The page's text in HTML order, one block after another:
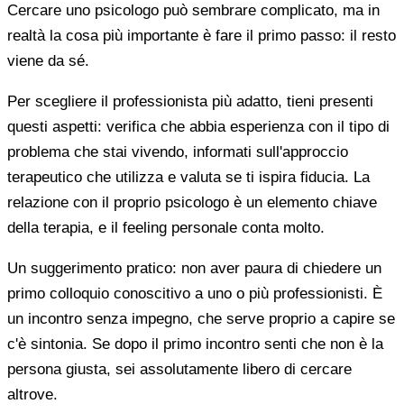
Cercare uno psicologo può sembrare complicato, ma in
realtà la cosa più importante è fare il primo passo: il resto
viene da sé.
Per scegliere il professionista più adatto, tieni presenti
questi aspetti: verifica che abbia esperienza con il tipo di
problema che stai vivendo, informati sull'approccio
terapeutico che utilizza e valuta se ti ispira fiducia. La
relazione con il proprio psicologo è un elemento chiave
della terapia, e il feeling personale conta molto.
Un suggerimento pratico: non aver paura di chiedere un
primo colloquio conoscitivo a uno o più professionisti. È
un incontro senza impegno, che serve proprio a capire se
c'è sintonia. Se dopo il primo incontro senti che non è la
persona giusta, sei assolutamente libero di cercare
altrove.